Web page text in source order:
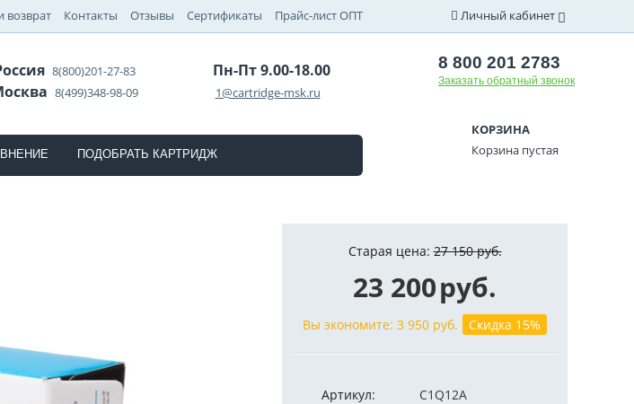
возврат Контакты Отзывы Сертификаты Прайс-лист ОПТ Личный кабинет
8(800)201-27-83
8(499)348-98-09
Пн-Пт 9.00-18.00
1@cartridge-msk.ru
8 800 201 2783
Заказать обратный звонок
ПОДОБРАТЬ КАРТРИДЖ
КОРЗИНА
Корзина пустая
Старая цена: 27 150 руб.
23 200руб.
Вы экономите: 3 950 руб. Скидка 15%
Артикул:
C1Q12A